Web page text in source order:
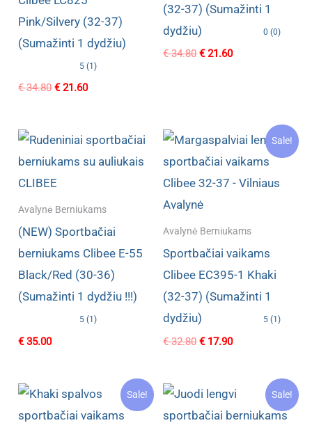
Pink/Silvery (32-37)
(Sumažinti 1 dydžiu)
5 (1)
€34.80 Original
€21.60Current
(32-37) (Sumažinti 1
dydžiu)
0 (0)
€34.80 Original
€21.60Current
Avalynė Berniukams
(NEW) Sportbačiai
berniukams Clibee E-55
Black/Red (30-36)
(Sumažinti 1 dydžiu !!!)
5 (1)
€35.00
Sale!
Avalynė Berniukams
Sportbačiai vaikams
Clibee EC395-1 Khaki
(32-37) (Sumažinti 1
dydžiu)
5 (1)
€32.80 Original
€17.90Current
Sale! Sale!